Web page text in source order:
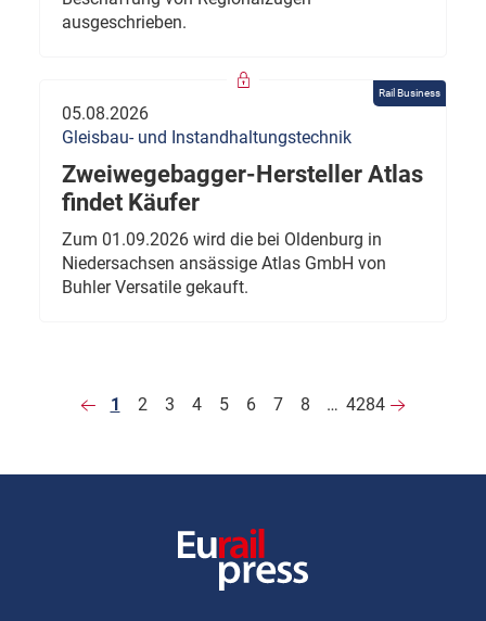
ausgeschrieben.
Rail Business
05.08.2026
Gleisbau- und Instandhaltungstechnik
Zweiwegebagger-Hersteller Atlas
findet Käufer
Zum 01.09.2026 wird die bei Oldenburg in
Niedersachsen ansässige Atlas GmbH von
Buhler Versatile gekauft.
1 2 3 4 5 6 7 8 … 4284